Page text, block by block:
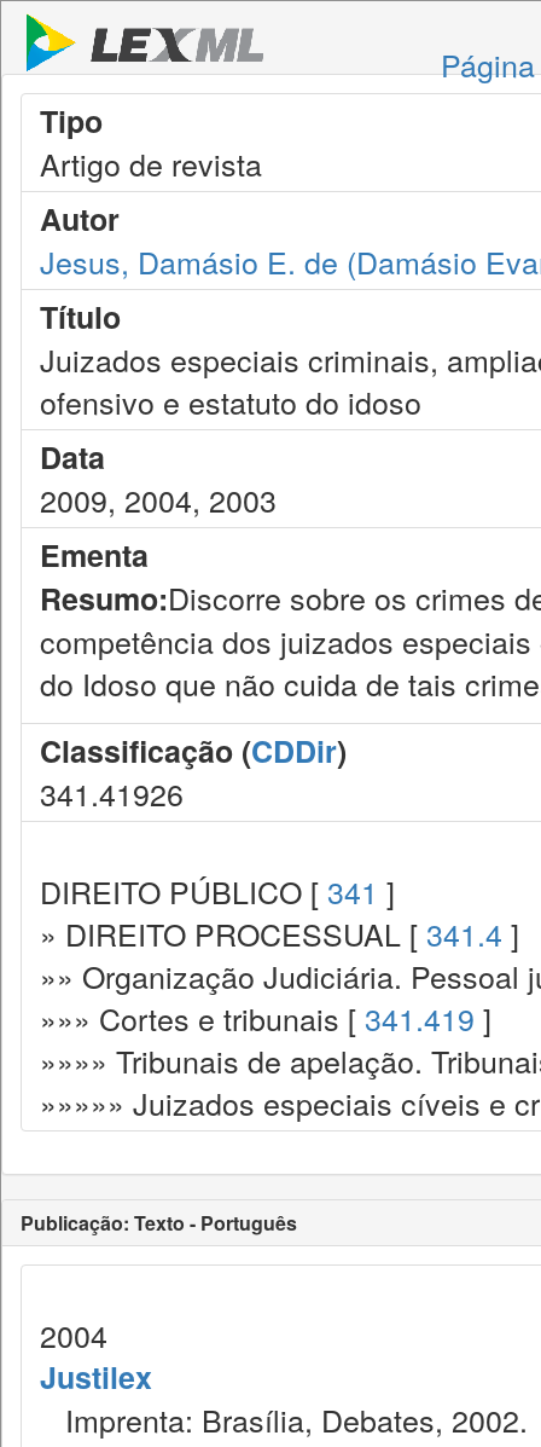
Tipo
Artigo de revista
Autor
Jesus, Damásio E. de (Damásio
Título
Juizados especiais criminais,
ofensivo e estatuto do idoso
Data
2009, 2004, 2003
Ementa
Resumo:Discorre sobre os crimes
competência dos juizados
do Idoso que não cuida de tais
Classificação (CDDir)
341.41926
DIREITO PÚBLICO [ 341 ]
» DIREITO PROCESSUAL [ 341.4 ]
»» Organização Judiciária. Pessoal
»»» Cortes e tribunais [ 341.419 ]
»»»» Tribunais de apelação.
»»»»» Juizados especiais cíveis e
Publicação: Texto - Português
2004
Justilex
Imprenta: Brasília, Debates, 2002.